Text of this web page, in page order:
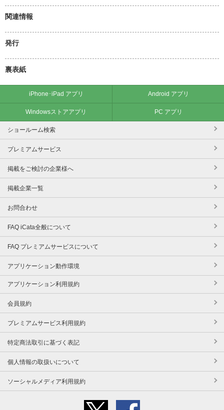
関連情報
発行
裏表紙
iPhone･iPad アプリ Android アプリ
Windowsストアアプリ PC アプリ
ショールーム検索
プレミアムサービス
掲載をご検討の企業様へ
掲載企業一覧
お問合わせ
FAQ iCata全般について
FAQ プレミアムサービスについて
アプリケーション動作環境
アプリケーション利用規約
会員規約
プレミアムサービス利用規約
特定商法取引に基づく表記
個人情報の取扱いについて
ソーシャルメディア利用規約